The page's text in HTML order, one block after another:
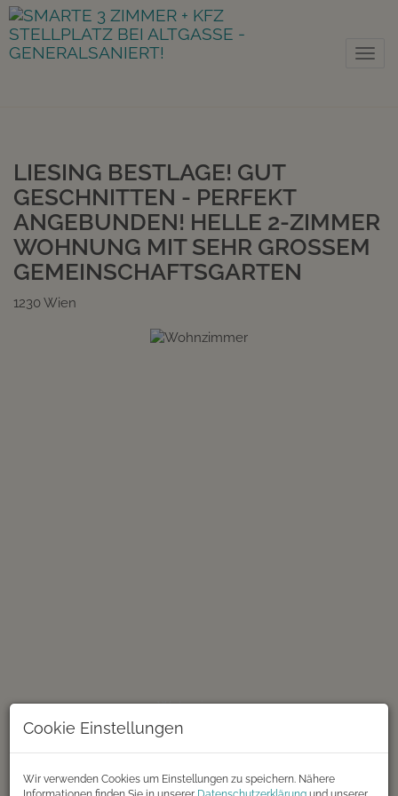
LIESING BESTLAGE! GUT
GESCHNITTEN - PERFEKT
ANGEBUNDEN! HELLE 2-ZIMMER
WOHNUNG MIT SEHR GROSSEM G
EMEINSCHAFTSGARTEN
1230 Wien
Wohnzimmer
Cookie Einstellungen
Wir verwenden Cookies um Einstellungen zu speichern. Nähere